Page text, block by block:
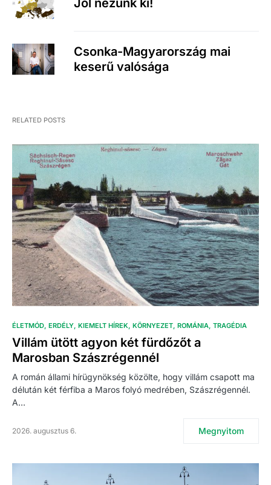
Jól nézünk ki!
Csonka-Magyarország mai
keserű valósága
RELATED POSTS
ÉLETMÓD ERDÉLY KIEMELT HÍREK KÖRNYEZET ROMÁNIA TRAGÉDIA
Villám ütött agyon két fürdőzőt a
Marosban Szászrégennél
A román állami hírügynökség közölte, hogy villám csapott ma
délután két férfiba a Maros folyó medrében, Szászrégennél.
A…
2026. augusztus 6. Megnyitom